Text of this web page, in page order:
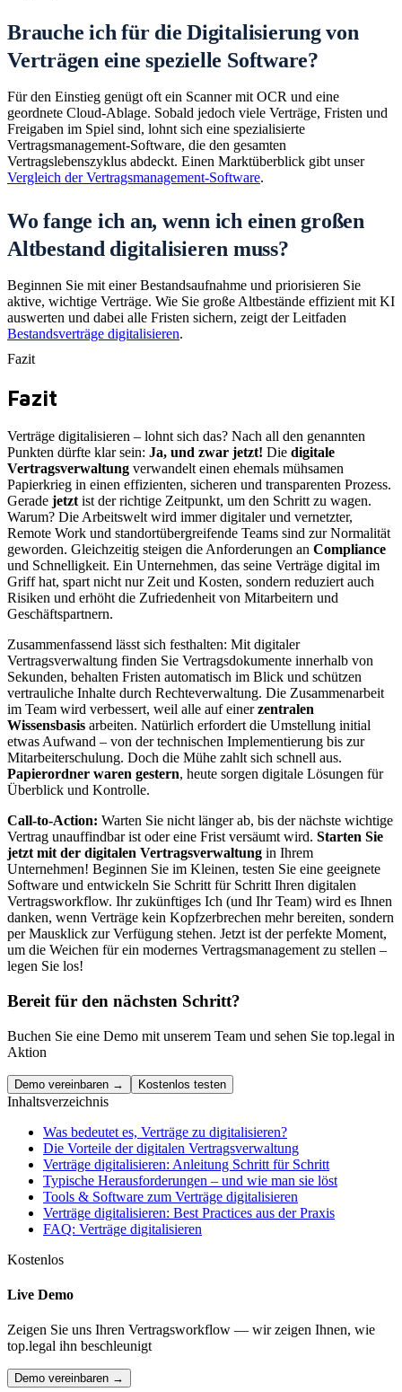
Brauche ich für die Digitalisierung von
Verträgen eine spezielle Software?
Für den Einstieg genügt oft ein Scanner mit OCR und eine
geordnete Cloud-Ablage. Sobald jedoch viele Verträge, Fristen und
Freigaben im Spiel sind, lohnt sich eine spezialisierte
Vertragsmanagement-Software, die den gesamten
Vertragslebenszyklus abdeckt. Einen Marktüberblick gibt unser
Vergleich der Vertragsmanagement-Software.
Wo fange ich an, wenn ich einen großen
Altbestand digitalisieren muss?
Beginnen Sie mit einer Bestandsaufnahme und priorisieren Sie
aktive, wichtige Verträge. Wie Sie große Altbestände effizient mit KI
auswerten und dabei alle Fristen sichern, zeigt der Leitfaden
Bestandsverträge digitalisieren.
Fazit
Fazit
Verträge digitalisieren – lohnt sich das? Nach all den genannten
Punkten dürfte klar sein: Ja, und zwar jetzt! Die digitale
Vertragsverwaltung verwandelt einen ehemals mühsamen
Papierkrieg in einen effizienten, sicheren und transparenten Prozess.
Gerade jetzt ist der richtige Zeitpunkt, um den Schritt zu wagen.
Warum? Die Arbeitswelt wird immer digitaler und vernetzter,
Remote Work und standortübergreifende Teams sind zur Normalität
geworden. Gleichzeitig steigen die Anforderungen an Compliance
und Schnelligkeit. Ein Unternehmen, das seine Verträge digital im
Griff hat, spart nicht nur Zeit und Kosten, sondern reduziert auch
Risiken und erhöht die Zufriedenheit von Mitarbeitern und
Geschäftspartnern.
Zusammenfassend lässt sich festhalten: Mit digitaler
Vertragsverwaltung finden Sie Vertragsdokumente innerhalb von
Sekunden, behalten Fristen automatisch im Blick und schützen
vertrauliche Inhalte durch Rechteverwaltung. Die Zusammenarbeit
im Team wird verbessert, weil alle auf einerzentralen
Wissensbasis arbeiten. Natürlich erfordert die Umstellung initial
etwas Aufwand – von der technischen Implementierung bis zur
Mitarbeiterschulung. Doch die Mühe zahlt sich schnell aus.
Papierordner waren gestern, heute sorgen digitale Lösungen für
Überblick und Kontrolle.
Call-to-Action: Warten Sie nicht länger ab, bis der nächste wichtige
Vertrag unauffindbar ist oder eine Frist versäumt wird. Starten Sie
jetzt mit der digitalen Vertragsverwaltung in Ihrem
Unternehmen! Beginnen Sie im Kleinen, testen Sie eine geeignete
Software und entwickeln Sie Schritt für Schritt Ihren digitalen
Vertragsworkflow. Ihr zukünftiges Ich (und Ihr Team) wird es Ihnen
danken, wenn Verträge kein Kopfzerbrechen mehr bereiten, sondern
per Mausklick zur Verfügung stehen. Jetzt ist der perfekte Moment,
um die Weichen für ein modernes Vertragsmanagement zu stellen –
legen Sie los!
Bereit für den nächsten Schritt?
Buchen Sie eine Demo mit unserem Team und sehen Sie top.legal in
Aktion
Demo vereinbaren → Kostenlos testen
Inhaltsverzeichnis
Was bedeutet es, Verträge zu digitalisieren?
Die Vorteile der digitalen Vertragsverwaltung
Verträge digitalisieren: Anleitung Schritt für Schritt
Typische Herausforderungen – und wie man sie löst
Tools & Software zum Verträge digitalisieren
Verträge digitalisieren: Best Practices aus der Praxis
FAQ: Verträge digitalisieren
Kostenlos
Live Demo
Zeigen Sie uns Ihren Vertragsworkflow — wir zeigen Ihnen, wie
top.legal ihn beschleunigt
Demo vereinbaren →